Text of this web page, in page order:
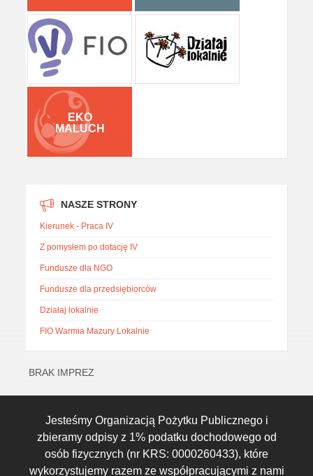
EKO
MALUCH
NASZE STRONY
Kierunek - Praca IV
Z pomysłem po dotację IV
Fundusze dla NGO
Fundusze dla przedsiębiorców
Działaj lokalnie
FIO Warmia Mazury Lokalnie
BRAK IMPREZ
Jesteśmy Organizacją Pożytku Publicznego i
zbieramy odpisy z 1% podatku dochodowego od
osób fizycznych (nr KRS: 0000260433), które
wykorzystujemy razem ze współpracującymi z nami